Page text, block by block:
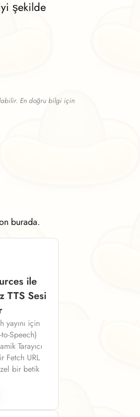
şekilde
En doğru bilgi için
burada.
ile
TTS Sesi
yayını için
Speech)
Tarayıcı
Fetch URL
bir betik